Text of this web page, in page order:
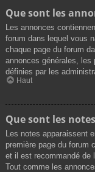
Que sont les
Les annonces
forum dans lequel vous
chaque page du forum
annonces générales,
définies par les
Haut
Que sont les
Les notes apparaissent
première page du forum
et il est recommandé de
Tout comme les